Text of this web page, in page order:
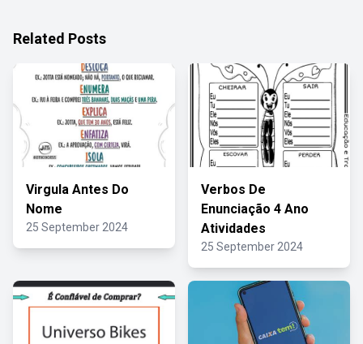
Related Posts
Virgula Antes Do
Nome
25 September 2024
Verbos De
Enunciação 4 Ano
Atividades
25 September 2024